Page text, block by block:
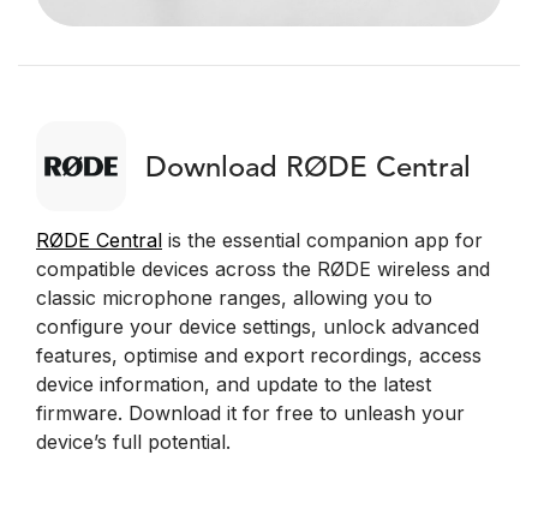
Download RØDE Central
RØDE Central is the essential companion app for
compatible devices across the RØDE wireless and
classic microphone ranges, allowing you to
configure your device settings, unlock advanced
features, optimise and export recordings, access
device information, and update to the latest
firmware. Download it for free to unleash your
device’s full potential.